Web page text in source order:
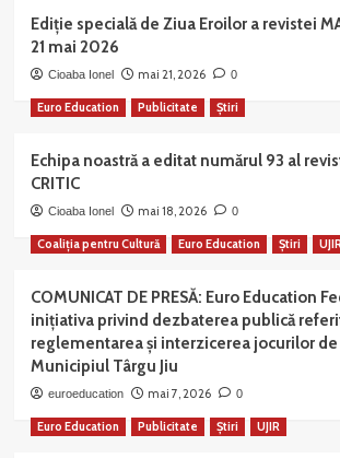
Ediție specială de Ziua Eroilor a revistei
21 mai 2026
Cioaba Ionel mai 21, 2026 0
Euro Education Publicitate Știri
Echipa noastră a editat numărul 93 al
CRITIC
Cioaba Ionel mai 18, 2026 0
Coaliția pentru Cultură Euro Education Știri
COMUNICAT DE PRESĂ: Euro Education
inițiativa privind dezbaterea publică
reglementarea și interzicerea jocurilor
Municipiul Târgu Jiu
euroeducation mai 7, 2026 0
Euro Education Publicitate Știri UJIR